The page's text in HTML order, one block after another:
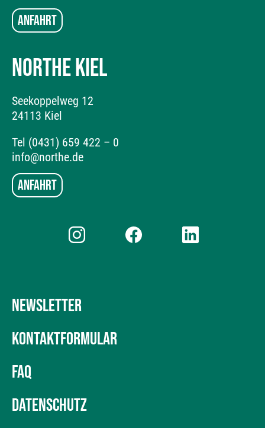
Anfahrt
NORTHE KIEL
Seekoppelweg 12
24113 Kiel
Tel (0431) 659 422 – 0
info@northe.de
Anfahrt
NEWSLETTER
KONTAKTFORMULAR
FAQ
DATENSCHUTZ